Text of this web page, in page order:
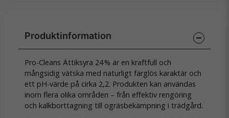
Pro-Cleans Ättiksyra 24 % är en kraftfull och
mångsidig vätska med naturligt färglös karaktär och
ett pH-värde på cirka 2,2. Produkten kan användas
inom flera olika områden – från effektiv rengöring
och kalkborttagning till ogräsbekämpning i trädgård.